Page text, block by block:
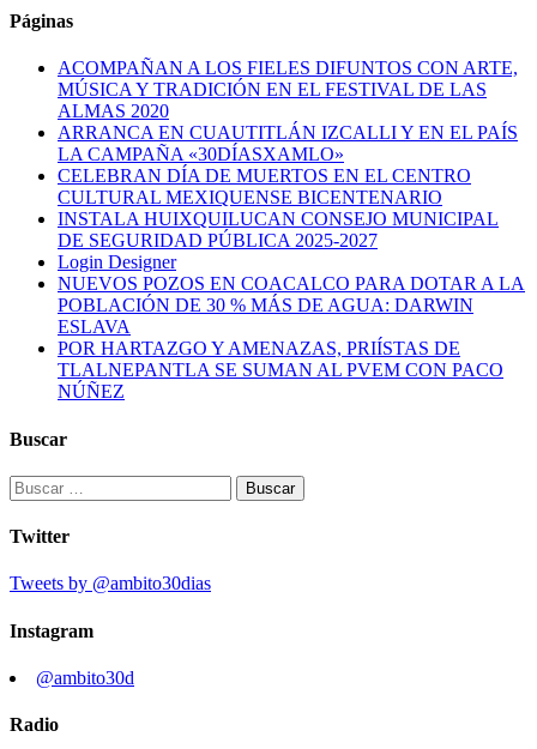
Páginas
ACOMPAÑAN A LOS FIELES DIFUNTOS CON ARTE,
MÚSICA Y TRADICIÓN EN EL FESTIVAL DE LAS
ALMAS 2020
ARRANCA EN CUAUTITLÁN IZCALLI Y EN EL PAÍS
LA CAMPAÑA «30DÍASXAMLO»
CELEBRAN DÍA DE MUERTOS EN EL CENTRO
CULTURAL MEXIQUENSE BICENTENARIO
INSTALA HUIXQUILUCAN CONSEJO MUNICIPAL
DE SEGURIDAD PÚBLICA 2025-2027
Login Designer
NUEVOS POZOS EN COACALCO PARA DOTAR A LA
POBLACIÓN DE 30 % MÁS DE AGUA: DARWIN
ESLAVA
POR HARTAZGO Y AMENAZAS, PRIÍSTAS DE
TLALNEPANTLA SE SUMAN AL PVEM CON PACO
NÚÑEZ
Buscar
Buscar:
Twitter
Tweets by @ambito30dias
Instagram
@ambito30d
Radio